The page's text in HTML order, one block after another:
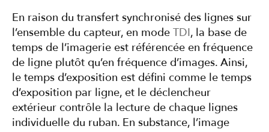
En raison du transfert synchronisé des lignes sur
l’ensemble du capteur, en mode TDI, la base de
temps de l’imagerie est référencée en fréquence
de ligne plutôt qu’en fréquence d’images. Ainsi,
le temps d’exposition est défini comme le temps
d’exposition par ligne, et le déclencheur
extérieur contrôle la lecture de chaque lignes
individuelle du ruban. En substance, l’image